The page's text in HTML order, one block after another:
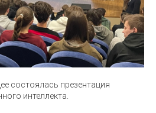
состоялась презентация
интеллекта.